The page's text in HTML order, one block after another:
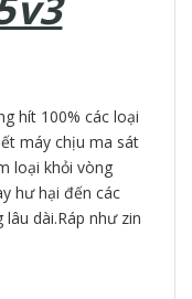
hít 100% các loại
máy chịu ma sát
loại khỏi vòng
hư hại đến các
lâu dài.Ráp như zin